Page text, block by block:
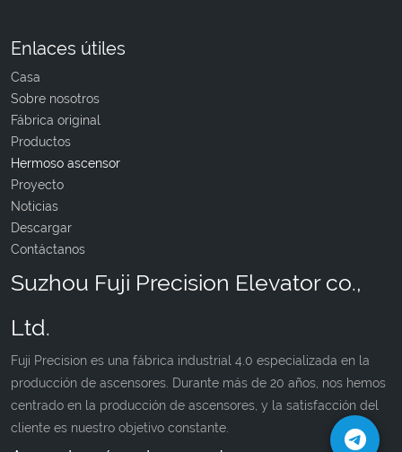
Enlaces útiles
Casa
Sobre nosotros
Fábrica original
Productos
Hermoso ascensor
Proyecto
Noticias
Descargar
Contáctanos
Suzhou Fuji Precision Elevator co.,
Ltd.
Fuji Precision es una fábrica industrial 4.0 especializada en la
producción de ascensores. Durante más de 20 años, nos hemos
centrado en la producción de ascensores, y la satisfacción del
cliente es nuestro objetivo constante.